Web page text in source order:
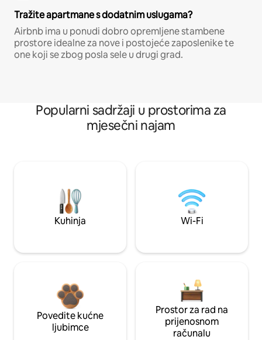
Tražite apartmane s dodatnim uslugama?
Airbnb ima u ponudi dobro opremljene stambene
prostore idealne za nove i postojeće zaposlenike te
one koji se zbog posla sele u drugi grad.
Popularni sadržaji u prostorima za
mjesečni najam
Kuhinja Wi-Fi
Povedite kućne
ljubimce
Prostor za rad na
prijenosnom
računalu